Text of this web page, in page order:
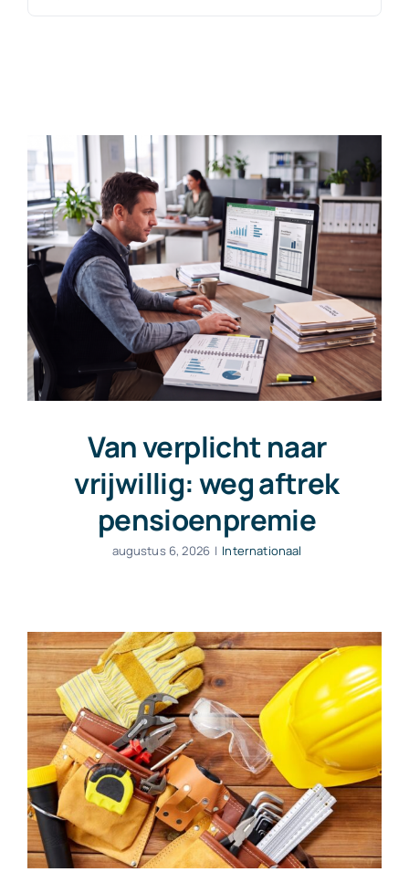
Van verplicht naar
vrijwillig: weg aftrek
pensioenpremie
augustus 6, 2026 | Internationaal